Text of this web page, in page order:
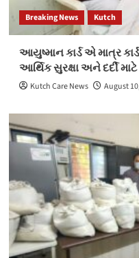
Breaking News Kutch
આયુષ્માન કાર્ડ એ માત્ર
આર્થિક સુરક્ષા અને દર્દી
Kutch Care News August